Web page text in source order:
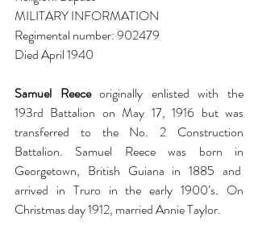
MILITARY INFORMATION
Regimental number: 902479
Died April 1940
Samuel Reece originally enlisted with the
193rd Battalion on May 17, 1916 but was
transferred to the No. 2 Construction
Battalion. Samuel Reece was born in
Georgetown, British Guiana in 1885 and
arrived in Truro in the early 1900’s. On
Christmas day 1912, married Annie Taylor.